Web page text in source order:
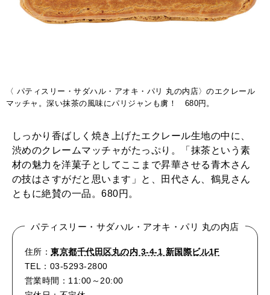
〈 パティスリー・サダハル・アオキ・パリ 丸の内店〉のエクレール
マッチャ。深い抹茶の風味にパリジャンも虜！ 680円。
しっかり香ばしく焼き上げたエクレール生地の中に、
渋めのクレームマッチャがたっぷり。「抹茶という素
材の魅力を洋菓子としてここまで昇華させる青木さん
の技はさすがだと思います」と、田代さん、鶴見さん
ともに絶賛の一品。680円。
パティスリー・サダハル・アオキ・パリ 丸の内店
住所：東京都千代田区丸の内 3-4-1 新国際ビル1F
TEL：03-5293-2800
営業時間：11:00～20:00